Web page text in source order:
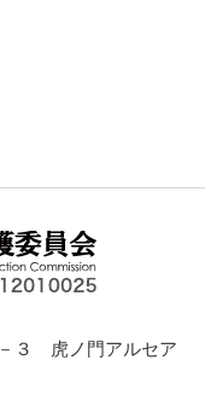
３ 虎ノ門アルセア